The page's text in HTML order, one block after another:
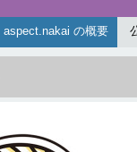
aspect.nakai の概要